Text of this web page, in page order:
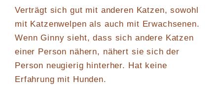
Verträgt sich gut mit anderen Katzen, sowohl
mit Katzenwelpen als auch mit Erwachsenen.
Wenn Ginny sieht, dass sich andere Katzen
einer Person nähern, nähert sie sich der
Person neugierig hinterher. Hat keine
Erfahrung mit Hunden.